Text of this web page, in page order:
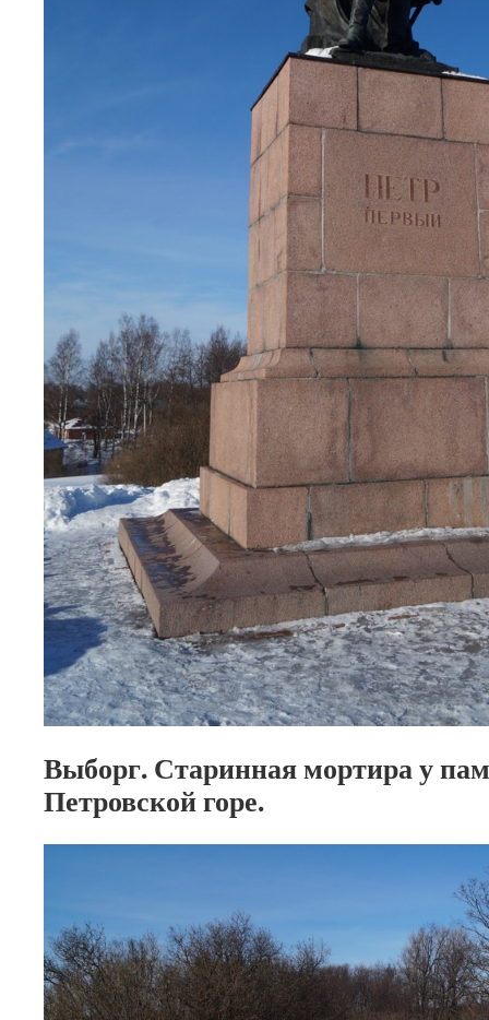
Выборг. Старинная мортира у
Петровской горе.